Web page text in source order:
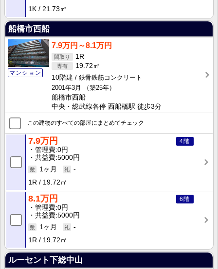
1K 21.73㎡
船橋市西船
マンション
7.9万円～8.1万円
1R
19.72㎡
10階建
鉄骨鉄筋コンクリート
2001年3月
（築25年）
船橋市西船
中央・総武線各停 西船橋駅 徒歩3分
この建物のすべての部屋にまとめてチェック
4階
7.9万円
管理費 0円
共益費 5000円
1ヶ月
-
1R
19.72㎡
6階
8.1万円
管理費 0円
共益費 5000円
1ヶ月
-
1R
19.72㎡
ルーセント下総中山